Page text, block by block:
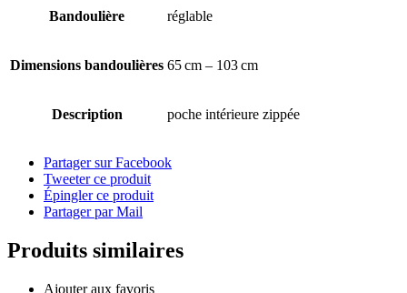
Bandoulière réglable
Dimensions bandoulières 65 cm – 103 cm
Description poche intérieure zippée
Partager sur Facebook
Tweeter ce produit
Épingler ce produit
Partager par Mail
Produits similaires
Ajouter aux favoris